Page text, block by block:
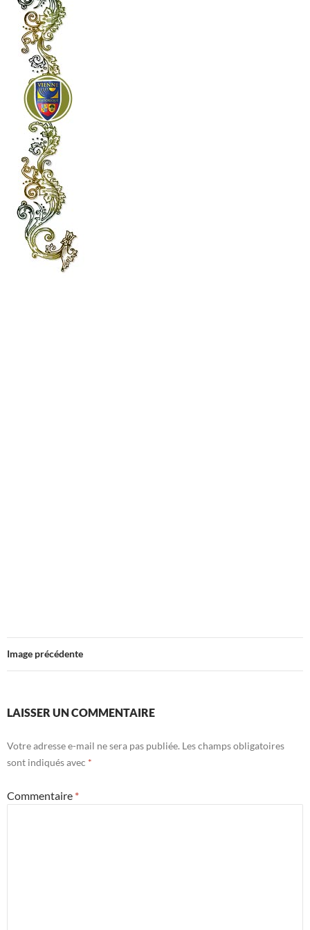
Image précédente
LAISSER UN COMMENTAIRE
Votre adresse e-mail ne sera pas publiée. Les champs obligatoires
sont indiqués avec *
Commentaire *